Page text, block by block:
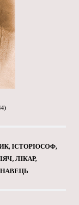
ІСТОРІОСОФ,
ЛІКАР,